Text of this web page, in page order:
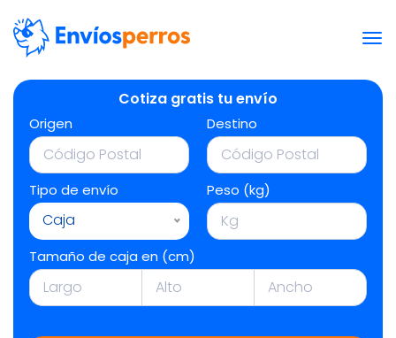
Cotiza gratis tu envío
Origen Destino
Tipo de envío
Caja
Peso (kg)
Tamaño de caja en (cm)